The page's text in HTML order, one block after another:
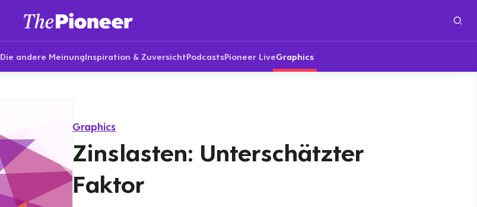
Die andere MeinungInspiration & ZuversichtPodcastsPioneer LiveGraphics
Graphics
Zinslasten: Unterschätzter
Faktor